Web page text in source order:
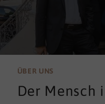
ÜBER UNS
Der Mensch